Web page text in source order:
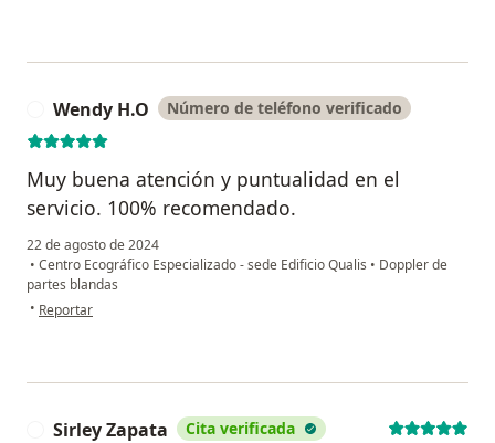
Wendy H.O Número de teléfono verificado
Muy buena atención y puntualidad en el
servicio. 100% recomendado.
22 de agosto de 2024
• Centro Ecográfico Especializado - sede Edificio Qualis • Doppler de
partes blandas
• en opinión del usuario Wendy H.O
Reportar
Sirley Zapata Cita verificada